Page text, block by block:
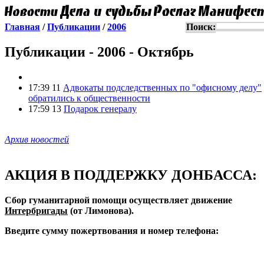
Главная /Публикации /2006 Поиск:
Публикации - 2006 - Октябрь
17:39 11 Адвокаты подследственных по "офисному делу"
обратились к общественности
17:59 13 Подарок генералу
Архив новостей
АКЦИЯ В ПОДДЕРЖКУ ДОНБАССА:
Сбор гуманитарной помощи осуществляет движение
Интербригады (от Лимонова).
Введите сумму пожертвования и номер телефона: